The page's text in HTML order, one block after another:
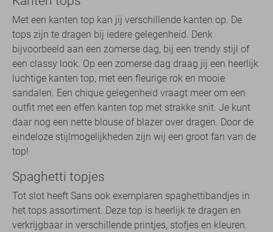
Met een kanten top kan jij verschillende kanten op. De
tops zijn te dragen bij iedere gelegenheid. Denk
bijvoorbeeld aan een zomerse dag, bij een trendy stijl of
een classy look. Op een zomerse dag draag jij een heerlijk
luchtige kanten top, met een fleurige rok en mooie
sandalen. Een chique gelegenheid vraagt meer om een
outfit met een effen kanten top met strakke snit. Je kunt
daar nog een nette blouse of blazer over dragen. Door de
eindeloze stijlmogelijkheden zijn wij een groot fan van de
top!
Spaghetti topjes
Tot slot heeft Sans ook exemplaren spaghettibandjes in
het tops assortiment. Deze top is heerlijk te dragen en
verkrijgbaar in verschillende printjes, stofjes en kleuren.